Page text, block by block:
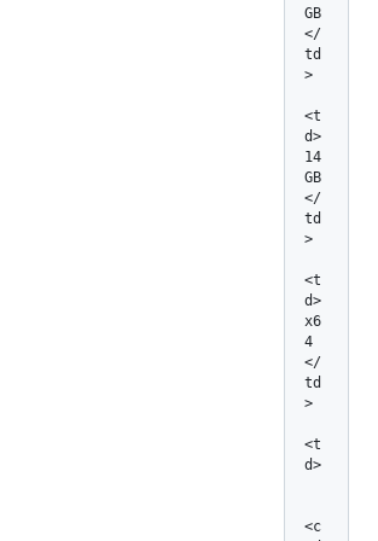
GB
</
td
>
<t
d>
14
GB
</
td
>
<t
d>
x6
4
</
td
>
<t
d>
<c